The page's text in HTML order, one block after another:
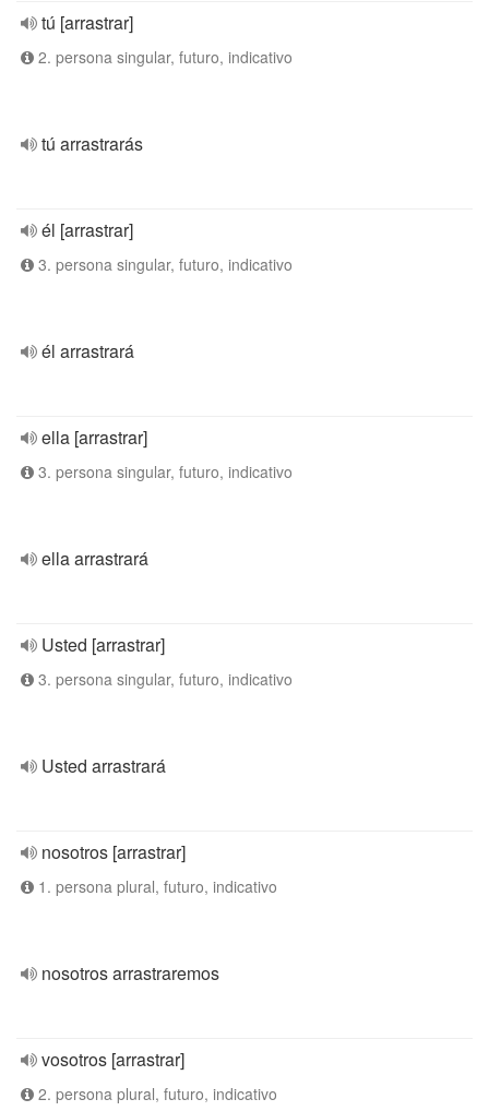
tú [arrastrar]
2. persona singular, futuro, indicativo
tú arrastrarás
él [arrastrar]
3. persona singular, futuro, indicativo
él arrastrará
ella [arrastrar]
3. persona singular, futuro, indicativo
ella arrastrará
Usted [arrastrar]
3. persona singular, futuro, indicativo
Usted arrastrará
nosotros [arrastrar]
1. persona plural, futuro, indicativo
nosotros arrastraremos
vosotros [arrastrar]
2. persona plural, futuro, indicativo